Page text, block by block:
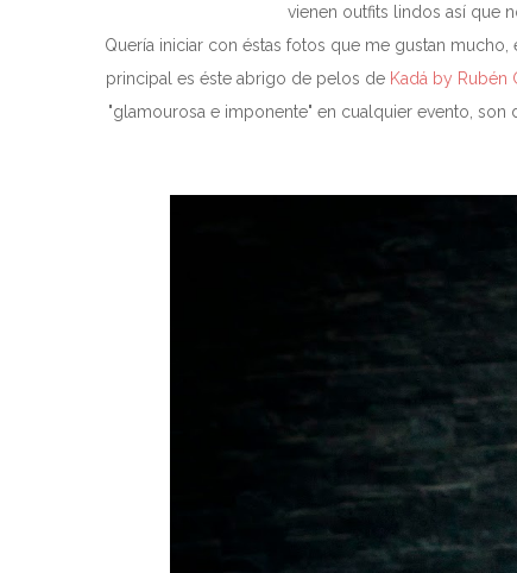
vienen outfits lindos así que
Quería iniciar con éstas fotos que me gustan mucho,
principal es éste abrigo de pelos de Kadá by Rubén
"glamourosa e imponente" en cualquier evento,